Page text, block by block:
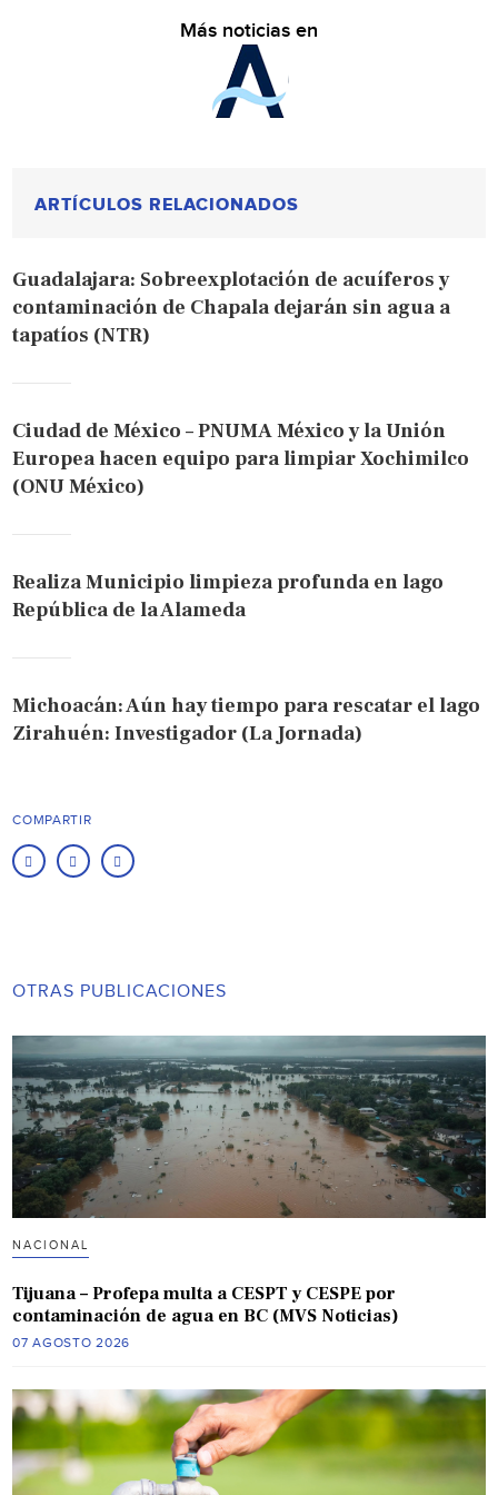
Más noticias en
ARTÍCULOS RELACIONADOS
Guadalajara: Sobreexplotación de acuíferos y
contaminación de Chapala dejarán sin agua a
tapatíos (NTR)
Ciudad de México – PNUMA México y la Unión
Europea hacen equipo para limpiar Xochimilco
(ONU México)
Realiza Municipio limpieza profunda en lago
República de la Alameda
Michoacán: Aún hay tiempo para rescatar el lago
Zirahuén: Investigador (La Jornada)
COMPARTIR
OTRAS PUBLICACIONES
NACIONAL
Tijuana – Profepa multa a CESPT y CESPE por
contaminación de agua en BC (MVS Noticias)
07 AGOSTO 2026